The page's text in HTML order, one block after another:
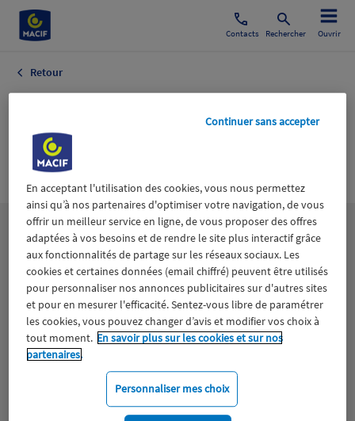
Contacts Rechercher Ouvrir
Retour
Monétaire
Finances
Lesthématiques
Aidants Catastrophes naturelles Climat
Engagement Epargne ESS
Expérience clients Fondation Macif
Mutualisme
En acceptant l'utilisation des cookies, vous nous permettez
ainsi qu’à nos partenaires d'optimiser votre navigation, de vous
offrir un meilleur service en ligne, de vous proposer des offres
adaptées à vos besoins et de rendre le site plus interactif grâce
aux fonctionnalités de partage sur les réseaux sociaux. Les
cookies et certaines données (email chiffré) peuvent être utilisés
pour personnaliser nos annonces publicitaires sur d'autres sites
et pour en mesurer l'efficacité. Sentez-vous libre de paramétrer
les cookies, vous pouvez changer d’avis et modifier vos choix à
tout moment. En savoir plus sur les cookies et sur nos
partenaires.
Personnaliser mes choix
Continuer sans accepter